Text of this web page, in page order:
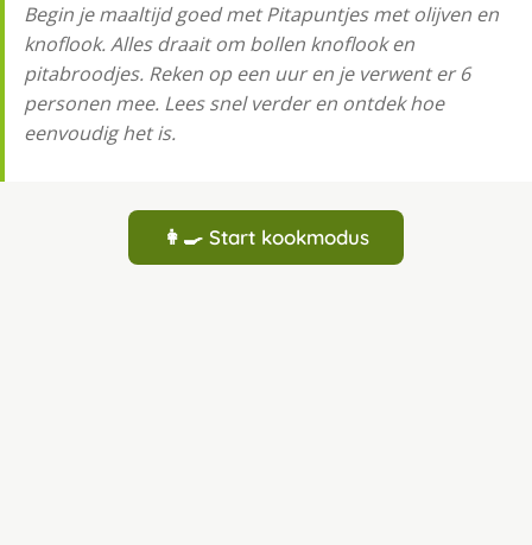
Begin je maaltijd goed met Pitapuntjes met olijven en
knoflook. Alles draait om bollen knoflook en
pitabroodjes. Reken op een uur en je verwent er 6
personen mee. Lees snel verder en ontdek hoe
eenvoudig het is.
👩‍🍳 Start kookmodus